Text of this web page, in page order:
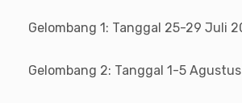
Gelombang 1: Tanggal 25-29 Juli
Gelombang 2: Tanggal 1-5